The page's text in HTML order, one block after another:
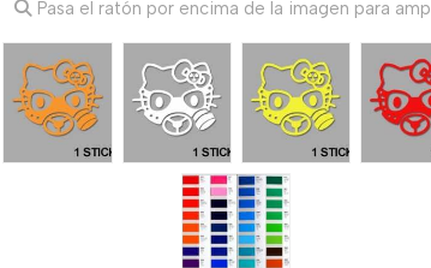
Pasa el ratón por encima de la imagen para